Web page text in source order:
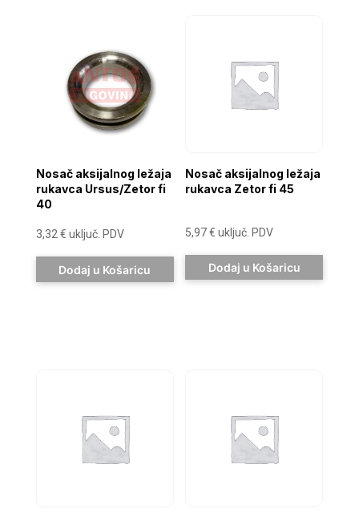
Nosač aksijalnog ležaja
rukavca Ursus/Zetor fi
40
3,32€ uključ. PDV
Dodaj u Košaricu
Nosač aksijalnog ležaja
rukavca Zetor fi 45
5,97€ uključ. PDV
Dodaj u Košaricu